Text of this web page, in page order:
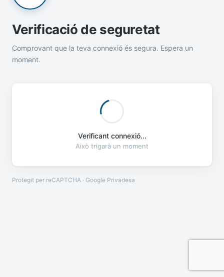
Verificació de seguretat
Comprovant que la teva connexió és segura. Espera un
moment.
Verificant connexió...
Això trigarà un moment
Protegit per reCAPTCHA · Google Privadesa